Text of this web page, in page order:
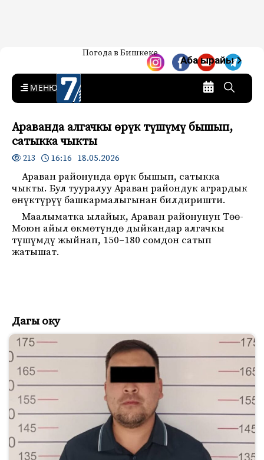
7-канал. Жаңылыктар —
Кыргызстан
Жаңылыктар — Кыргызстан
Погода в Бишкеке
Аба ырайы
MENU
Араванда алгачкы өрүк түшүмү бышып,
сатыкка чыкты
213 16:16 18.05.2026
Араван районунда өрүк бышып, сатыкка
чыкты. Бул тууралуу Араван райондук агрардык
өнүктүрүү башкармалыгынан билдиришти.
Маалыматка ылайык, Араван районунун Төө-
Моюн айыл өкмөтүндө дыйкандар алгачкы
түшүмдү жыйнап, 150–180 сомдон сатып
жатышат.
Дагы оку